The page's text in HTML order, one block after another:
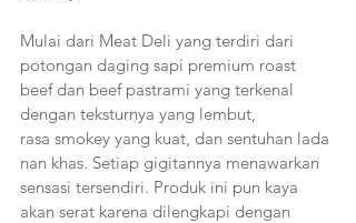
Mulai dari Meat Deli yang terdiri dari
potongan daging sapi premium roast
beef dan beef pastrami yang terkenal
dengan teksturnya yang lembut,
rasa smokey yang kuat, dan sentuhan lada
nan khas. Setiap gigitannya menawarkan
sensasi tersendiri. Produk ini pun kaya
akan serat karena dilengkapi dengan